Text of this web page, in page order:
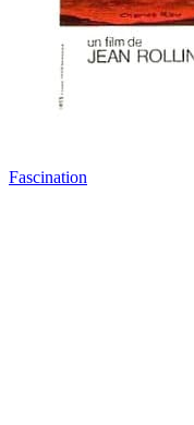
Fascination